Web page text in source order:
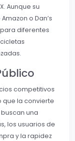
Aunque su
o Dan’s
diferentes
competitivos
que la convierte
una
los usuarios de
y la rapidez